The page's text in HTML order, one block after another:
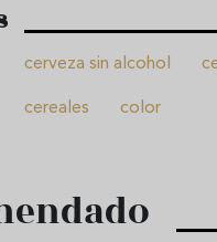
cerveza sin alcohol
cereales color